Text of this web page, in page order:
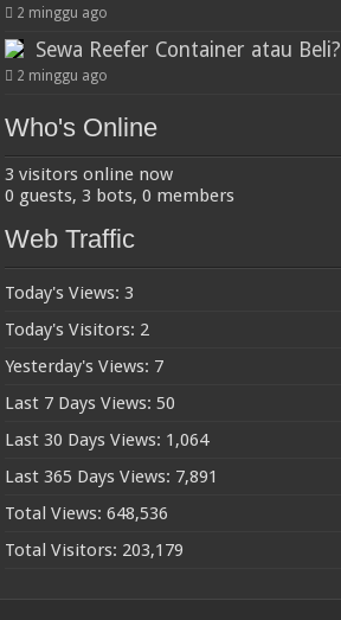
2 minggu ago
Sewa Reefer Container atau Beli?
2 minggu ago
Who's Online
3 visitors online now
0 guests, 3 bots, 0 members
Web Traffic
Today's Views:3
Today's Visitors: 2
Yesterday's Views: 7
Last 7 Days Views:50
Last 30 Days Views: 1,064
Last 365 Days Views: 7,891
Total Views:648,536
Total Visitors: 203,179